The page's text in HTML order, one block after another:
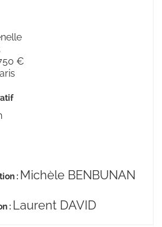
€
: Michèle BENBUNAN
: Laurent DAVID